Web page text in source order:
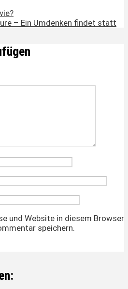
– Ein Umdenken findet statt
und Website in diesem Browser
speichern.